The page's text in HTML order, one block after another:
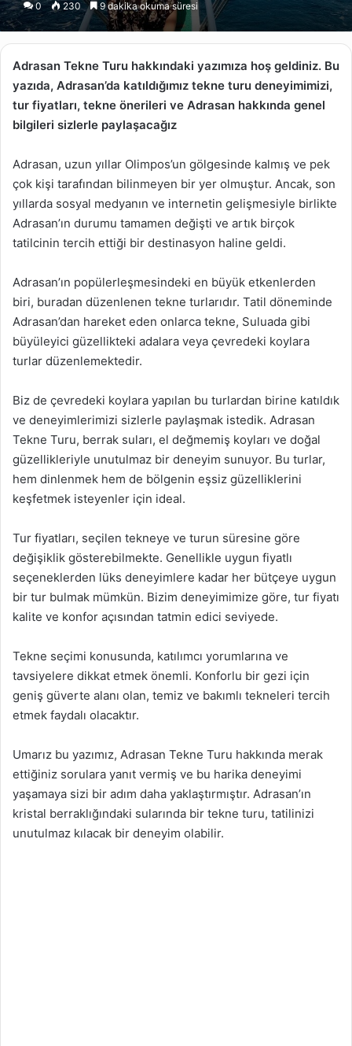
X posta
0 230 9 dakika okuma süresi
Adrasan Tekne Turu hakkındaki yazımıza hoş geldiniz. Bu
yazıda, Adrasan’da katıldığımız tekne turu deneyimimizi,
tur fiyatları, tekne önerileri ve Adrasan hakkında genel
bilgileri sizlerle paylaşacağız
Adrasan, uzun yıllar Olimpos’un gölgesinde kalmış ve pek
çok kişi tarafından bilinmeyen bir yer olmuştur. Ancak, son
yıllarda sosyal medyanın ve internetin gelişmesiyle birlikte
Adrasan’ın durumu tamamen değişti ve artık birçok
tatilcinin tercih ettiği bir destinasyon haline geldi.
Adrasan’ın popülerleşmesindeki en büyük etkenlerden
biri, buradan düzenlenen tekne turlarıdır. Tatil döneminde
Adrasan’dan hareket eden onlarca tekne, Suluada gibi
büyüleyici güzellikteki adalara veya çevredeki koylara
turlar düzenlemektedir.
Biz de çevredeki koylara yapılan bu turlardan birine katıldık
ve deneyimlerimizi sizlerle paylaşmak istedik. Adrasan
Tekne Turu, berrak suları, el değmemiş koyları ve doğal
güzellikleriyle unutulmaz bir deneyim sunuyor. Bu turlar,
hem dinlenmek hem de bölgenin eşsiz güzelliklerini
keşfetmek isteyenler için ideal.
Tur fiyatları, seçilen tekneye ve turun süresine göre
değişiklik gösterebilmekte. Genellikle uygun fiyatlı
seçeneklerden lüks deneyimlere kadar her bütçeye uygun
bir tur bulmak mümkün. Bizim deneyimimize göre, tur fiyatı
kalite ve konfor açısından tatmin edici seviyede.
Tekne seçimi konusunda, katılımcı yorumlarına ve
tavsiyelere dikkat etmek önemli. Konforlu bir gezi için
geniş güverte alanı olan, temiz ve bakımlı tekneleri tercih
etmek faydalı olacaktır.
Umarız bu yazımız, Adrasan Tekne Turu hakkında merak
ettiğiniz sorulara yanıt vermiş ve bu harika deneyimi
yaşamaya sizi bir adım daha yaklaştırmıştır. Adrasan’ın
kristal berraklığındaki sularında bir tekne turu, tatilinizi
unutulmaz kılacak bir deneyim olabilir.